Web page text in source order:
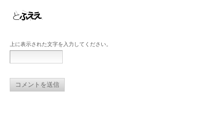
上に表示された文字を入力してください。